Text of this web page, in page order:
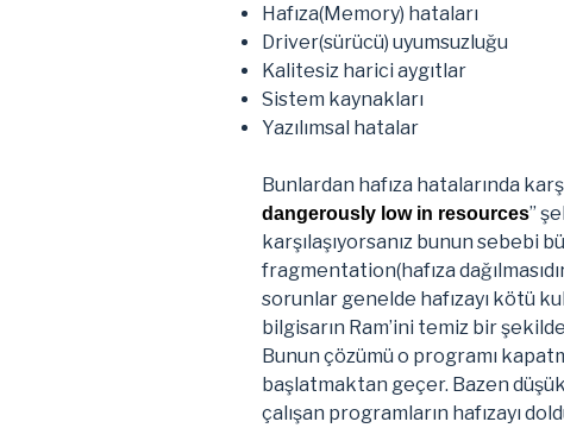
Hafıza(Memory) hataları
Driver(sürücü) uyumsuzluğu
Kalitesiz harici aygıtlar
Sistem kaynakları
Yazılımsal hatalar
Bunlardan hafıza hatalarında
dangerously low in resources”
karşılaşıyorsanız bunun sebebi
fragmentation(hafıza
sorunlar genelde hafızayı kötü
bilgisarın Ram’ini temiz bir
Bunun çözümü o programı
başlatmaktan geçer. Bazen
çalışan programların hafızayı